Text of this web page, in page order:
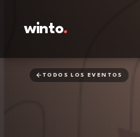
winto.
TODOS LOS EVENTOS